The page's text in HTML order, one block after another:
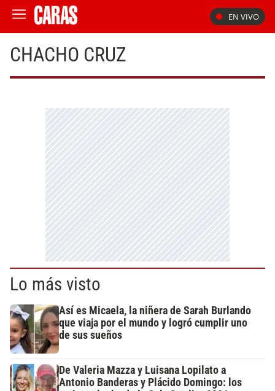
EN VIVO
CHACHO CRUZ
Lo más visto
Así es Micaela, la niñera de Sarah Burlando
que viaja por el mundo y logró cumplir uno
de sus sueños
De Valeria Mazza y Luisana Lopilato a
Antonio Banderas y Plácido Domingo: los